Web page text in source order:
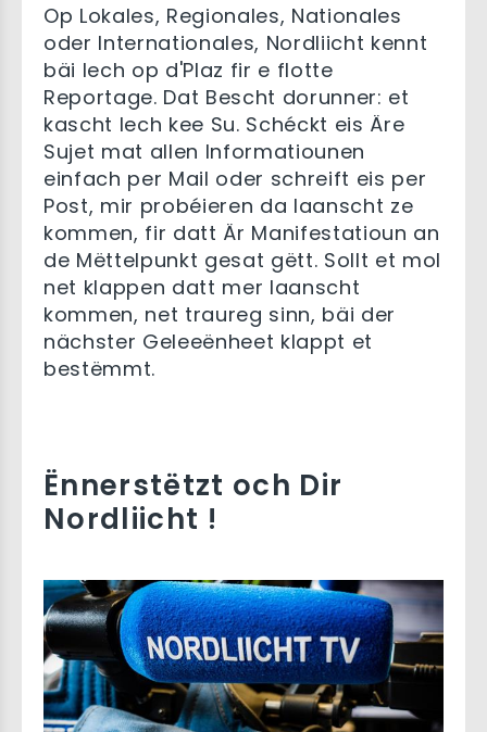
Op Lokales, Regionales, Nationales
oder Internationales, Nordliicht kennt
bäi Iech op d'Plaz fir e flotte
Reportage. Dat Bescht dorunner: et
kascht Iech kee Su. Schéckt eis Äre
Sujet mat allen Informatiounen
einfach per Mail oder schreift eis per
Post, mir probéieren da laanscht ze
kommen, fir datt Är Manifestatioun an
de Mëttelpunkt gesat gëtt. Sollt et mol
net klappen datt mer laanscht
kommen, net traureg sinn, bäi der
nächster Geleeënheet klappt et
bestëmmt.
Ënnerstëtzt och Dir
Nordliicht !